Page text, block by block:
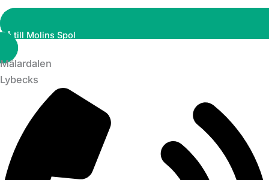
Gå till Molins Spol
Mälardalen
Lybecks